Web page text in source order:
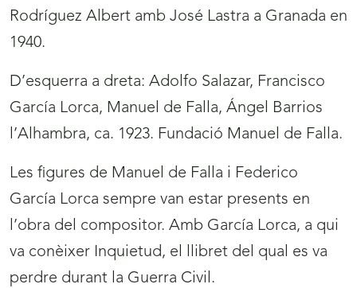
Rodríguez Albert amb José Lastra a Granada en
1940.
D’esquerra a dreta: Adolfo Salazar, Francisco
García Lorca, Manuel de Falla, Ángel Barrios
l’Alhambra, ca. 1923. Fundació Manuel de Falla.
Les figures de Manuel de Falla i Federico
García Lorca sempre van estar presents en
l’obra del compositor. Amb García Lorca, a qui
va conèixer Inquietud, el llibret del qual es va
perdre durant la Guerra Civil.